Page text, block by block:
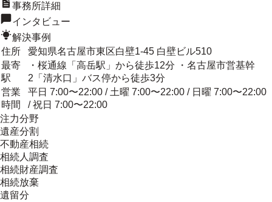
事務所詳細
インタビュー
解決事例
住所
愛知県名古屋市東区白壁1-45 白壁ビル510
最寄
駅
・桜通線「高岳駅」から徒歩12分 ・名古屋市営基幹
2「清水口」バス停から徒歩3分
営業
時間
平日 7:00〜22:00 / 土曜 7:00〜22:00 / 日曜 7:00〜22:00
/ 祝日 7:00〜22:00
注力分野
遺産分割
不動産相続
相続人調査
相続財産調査
相続放棄
遺留分